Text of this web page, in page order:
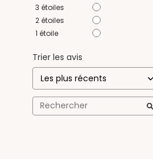
3 étoiles
2étoiles
1 étoile
Trier les avis